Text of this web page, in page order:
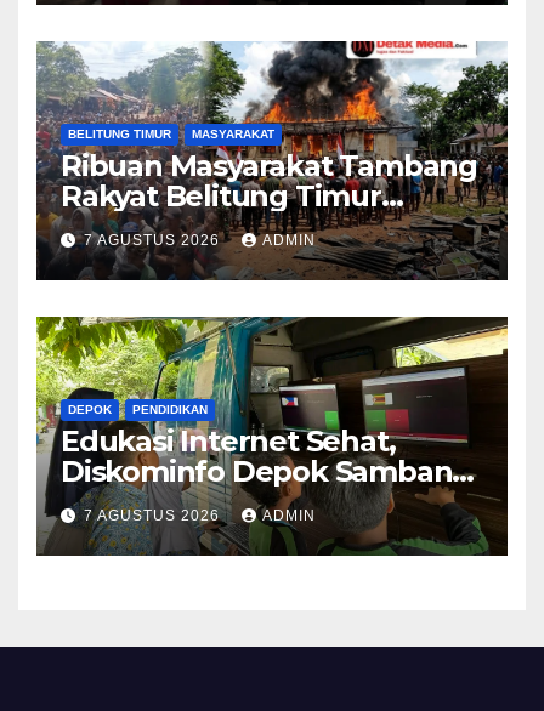
BELITUNG TIMUR MASYARAKAT
Ribuan Masyarakat Tambang
Rakyat Belitung Timur
Geruduk Kantor PT.Timah
Beltim Spontan
Membakarnya
7 AGUSTUS 2026 ADMIN
DEPOK PENDIDIKAN
Edukasi Internet Sehat,
Diskominfo Depok Sambangi
SDN Mekarjaya 20
7 AGUSTUS 2026 ADMIN